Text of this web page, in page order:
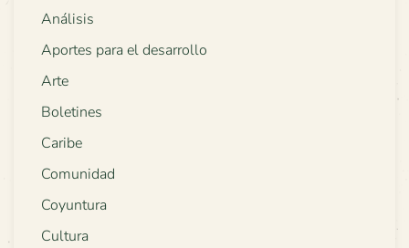
Análisis
Aportes para el desarrollo
Arte
Boletines
Caribe
Comunidad
Coyuntura
Cultura